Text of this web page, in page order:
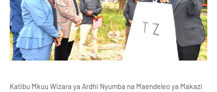
Katibu Mkuu Wizara ya Ardhi Nyumba na Maendeleo ya Makazi